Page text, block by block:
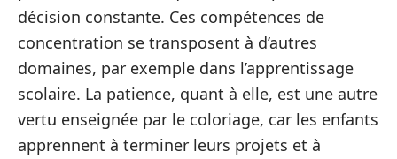
décision constante. Ces compétences de
concentration se transposent à d’autres
domaines, par exemple dans l’apprentissage
scolaire. La patience, quant à elle, est une autre
vertu enseignée par le coloriage, car les enfants
apprennent à terminer leurs projets et à